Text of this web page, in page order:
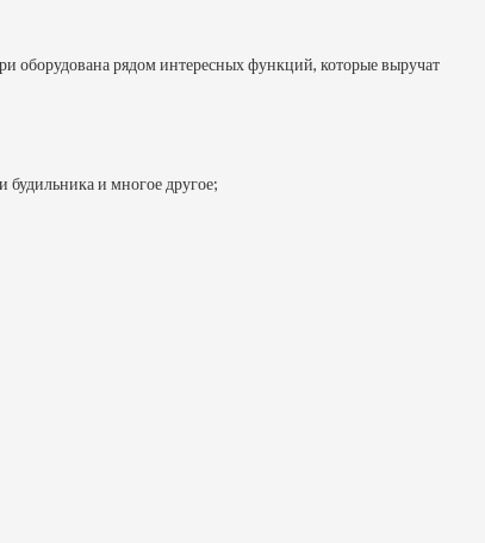
оборудована рядом интересных функций, которые выручат
будильника и многое другое;